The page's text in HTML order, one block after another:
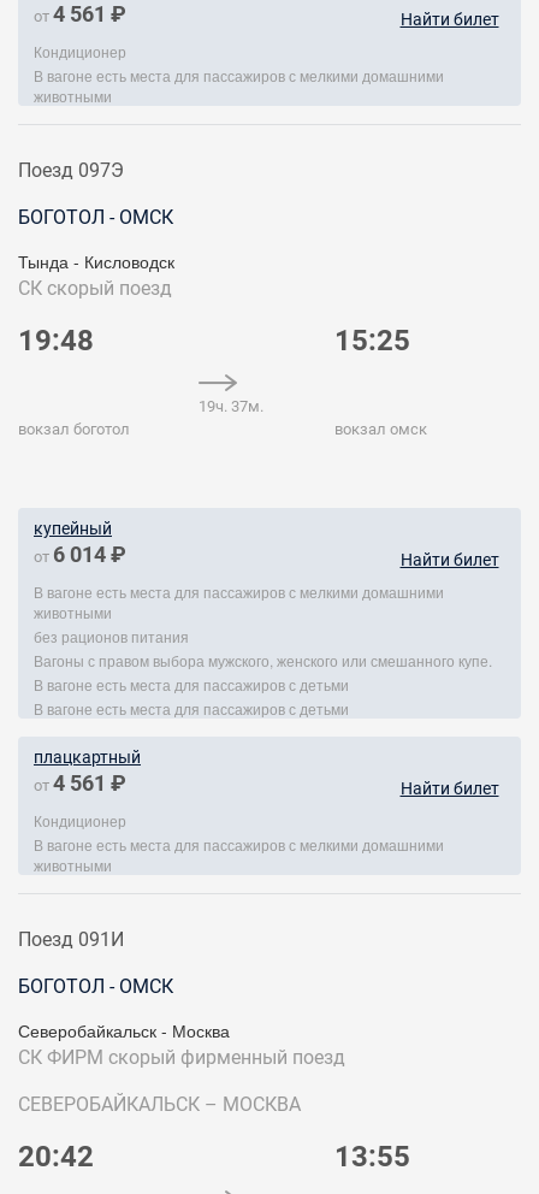
от 4 561 ₽ Найти билет
Кондиционер
В вагоне есть места для пассажиров с мелкими домашними
животными
Поезд 097Э
БОГОТОЛ - ОМСК
Тында - Кисловодск
СК скорый поезд
19:48
вокзал боготол
19ч. 37м.
15:25
вокзал омск
купейный
от 6 014 ₽ Найти билет
В вагоне есть места для пассажиров с мелкими домашними
животными
без рационов питания
Вагоны с правом выбора мужского, женского или смешанного купе.
В вагоне есть места для пассажиров с детьми
В вагоне есть места для пассажиров с детьми
плацкартный
от 4 561 ₽ Найти билет
Кондиционер
В вагоне есть места для пассажиров с мелкими домашними
животными
Поезд 091И
БОГОТОЛ - ОМСК
Северобайкальск - Москва
СК ФИРМ скорый фирменный поезд
СЕВЕРОБАЙКАЛЬСК – МОСКВА
20:42 13:55